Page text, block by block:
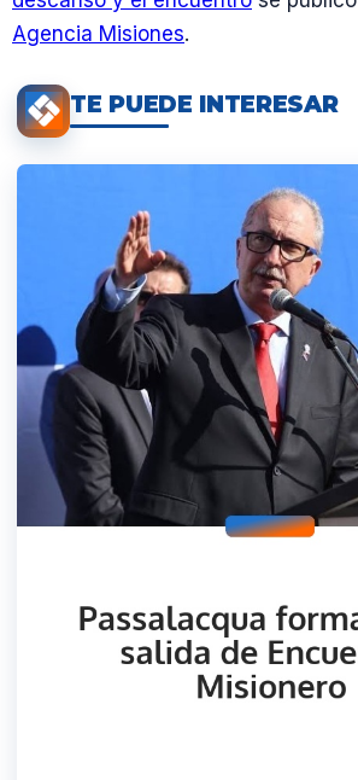
Agencia Misiones.
TE PUEDE INTERESAR